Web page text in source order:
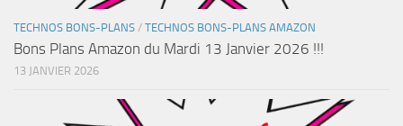
TECHNOS BONS-PLANS / TECHNOS BONS-PLANS AMAZON
Bons Plans Amazon du Mardi 13 Janvier 2026 !!!
13 JANVIER 2026